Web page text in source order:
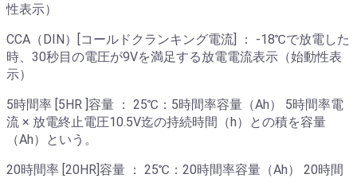
性表示）
CCA（DIN）[コールドクランキング電流] ： -18℃で放電した
時、30秒目の電圧が9Vを満足する放電電流表示（始動性表
示）
5時間率 [5HR ]容量 ： 25℃：5時間率容量（Ah） 5時間率電
流 × 放電終止電圧10.5V迄の持続時間（h）との積を容量
（Ah）という。
20時間率 [20HR]容量 ： 25℃：20時間率容量（Ah） 20時間